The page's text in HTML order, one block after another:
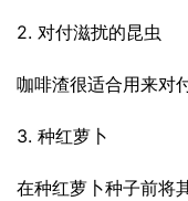
2. 对付滋扰的昆虫
咖啡渣很适合用来对
3. 种红萝卜
在种红萝卜种子前将